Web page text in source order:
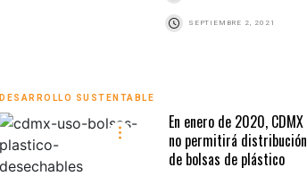
SEPTIEMBRE 2, 2021
DESARROLLO SUSTENTABLE
En enero de 2020, CDMX
no permitirá distribución
de bolsas de plástico